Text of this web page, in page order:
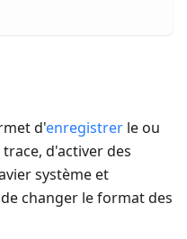
d'enregistrer le ou
d'activer des
système et
changer le format des